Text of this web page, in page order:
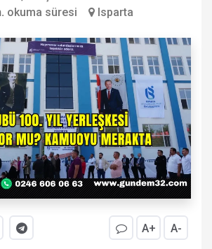
okuma süresi Isparta
A+ A-